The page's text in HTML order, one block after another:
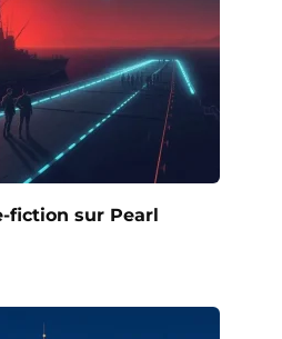
fiction sur Pearl